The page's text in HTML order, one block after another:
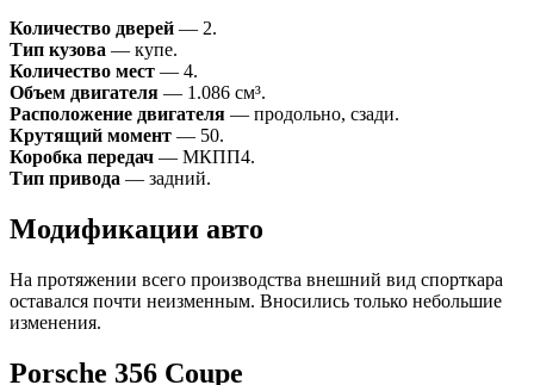
Количество дверей — 2.
Тип кузова — купе.
Количество мест — 4.
Объем двигателя — 1.086 см³.
Расположение двигателя — продольно, сзади.
Крутящий момент — 50.
Коробка передач — МКПП4.
Тип привода — задний.
Модификации авто
На протяжении всего производства внешний вид спорткара
оставался почти неизменным. Вносились только небольшие
изменения.
Porsche 356 Coupe